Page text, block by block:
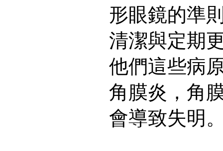
形眼鏡的準
清潔與定期
他們這些病
角膜炎，角
會導致失明